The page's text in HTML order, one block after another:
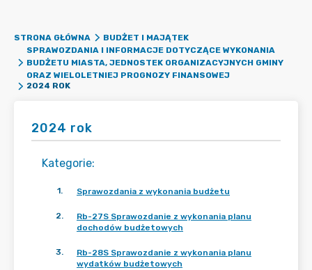
STRONA GŁÓWNA
BUDŻET I MAJĄTEK
SPRAWOZDANIA I INFORMACJE DOTYCZĄCE WYKONANIA
BUDŻETU MIASTA, JEDNOSTEK ORGANIZACYJNYCH GMINY
ORAZ WIELOLETNIEJ PROGNOZY FINANSOWEJ
2024 ROK
2024 rok
Kategorie:
1. Sprawozdania z wykonania budżetu
2.
Rb-27S Sprawozdanie z wykonania planu
dochodów budżetowych
3.
Rb-28S Sprawozdanie z wykonania planu
wydatków budżetowych